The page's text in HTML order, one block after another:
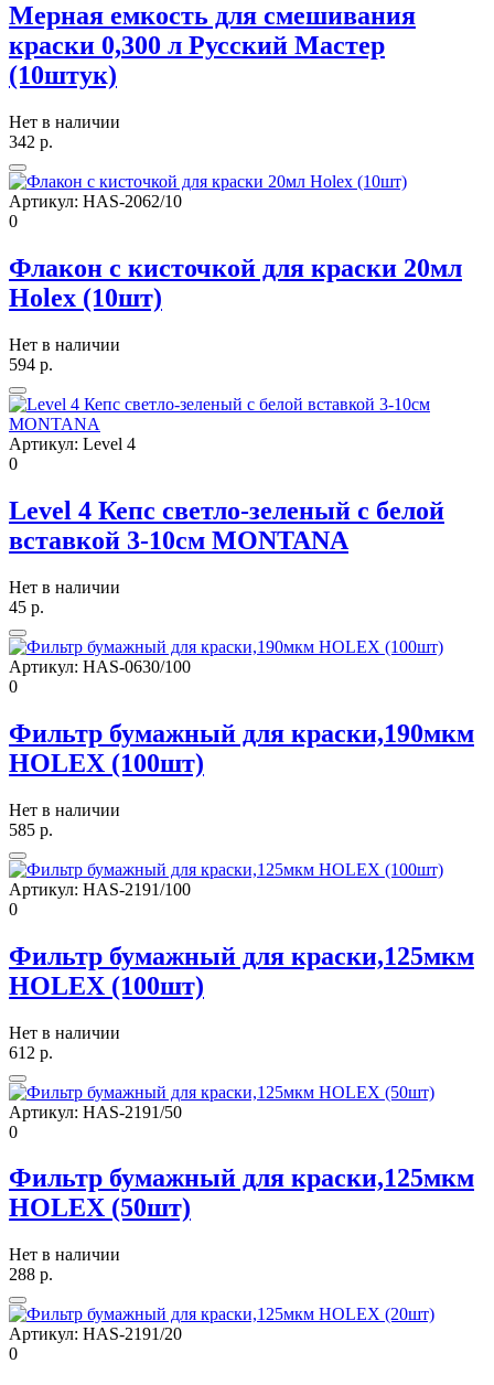
Мерная емкость для смешивания
краски 0,300 л Русский Мастер
(10штук)
Нет в наличии
342 р.
Артикул: HAS-2062/10
0
Флакон с кисточкой для краски 20мл
Holex (10шт)
Нет в наличии
594 р.
Артикул: Level 4
0
Level 4 Кепс светло-зеленый с белой
вставкой 3-10см MONTANA
Нет в наличии
45 р.
Артикул: HAS-0630/100
0
Фильтр бумажный для краски,190мкм
HOLEX (100шт)
Нет в наличии
585 р.
Артикул: HAS-2191/100
0
Фильтр бумажный для краски,125мкм
HOLEX (100шт)
Нет в наличии
612 р.
Артикул: HAS-2191/50
0
Фильтр бумажный для краски,125мкм
HOLEX (50шт)
Нет в наличии
288 р.
Артикул: HAS-2191/20
0